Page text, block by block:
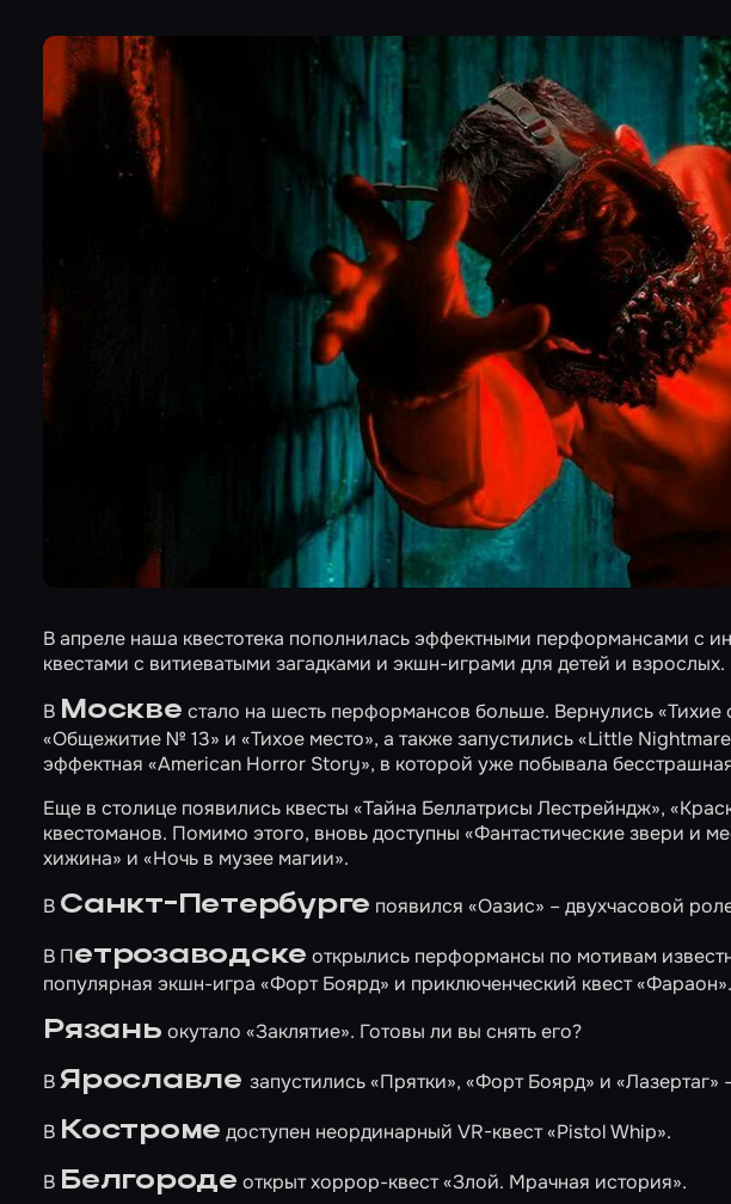
В апреле наша квестотека пополнилась эффектными перформансами с
квестами с витиеватыми загадками и экшн-играми для детей и
В Москве стало на шесть перформансов больше. Вернулись«Тихие
«Общежитие № 13» и «Тихое место», а также запустились«Little
эффектная «American Horror Story», в которой уже побывала
Еще в столице появились квесты «Тайна Беллатрисы Лестрейндж»,
квестоманов. Помимо этого, вновь доступны «Фантастические звери и
хижина» и «Ночь в музее магии».
В Санкт-Петербурге появился«Оазис» – двухчасовой
В Петрозаводске открылись перформансы по мотивам
популярная экшн-игра «Форт Боярд» и приключенческий квест«Фараон».
Рязань окутало «Заклятие». Готовы ли вы снять его?
ВЯрославле запустились«Прятки», «Форт Боярд» и «Лазертаг»
В Костроме доступен неординарный VR-квест«Pistol Whip».
В Белгороде открыт хоррор-квест«Злой. Мрачная история».